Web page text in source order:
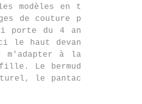
modèles en t
de couture p
porte du 4 an
le haut devan
m'adapter à la
fille. Le bermud
le pantac